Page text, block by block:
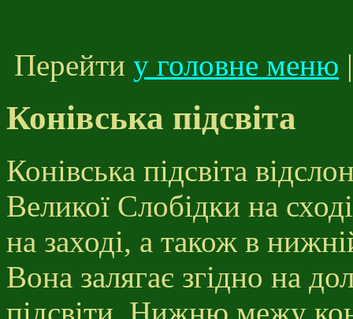
Перейти у головне меню
Конівська підсвіта
Конівська підсвіта
Великої Слобідки на
на заході, а також в
Вона залягає згідно на
підсвіти. Нижню межу